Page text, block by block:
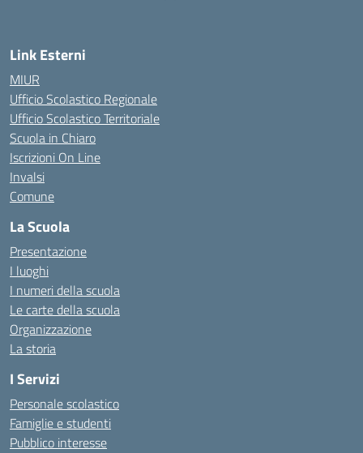
Link Esterni
MIUR
Ufficio Scolastico Regionale
Ufficio Scolastico Territoriale
Scuola in Chiaro
Iscrizioni On Line
Invalsi
Comune
La Scuola
Presentazione
I luoghi
I numeri della scuola
Le carte della scuola
Organizzazione
La storia
I Servizi
Personale scolastico
Famiglie e studenti
Pubblico interesse